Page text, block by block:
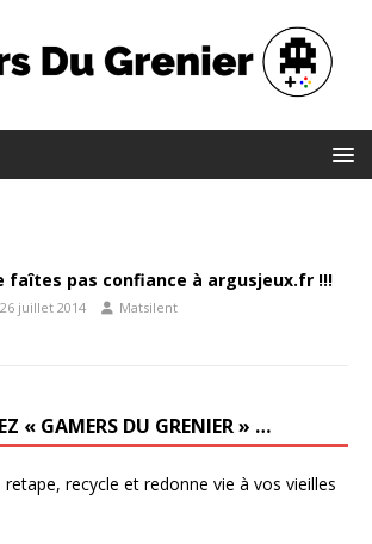
faîtes pas confiance à argusjeux.fr !!!
26 juillet 2014 Matsilent
« GAMERS DU GRENIER » …
retape, recycle et redonne vie à vos vieilles